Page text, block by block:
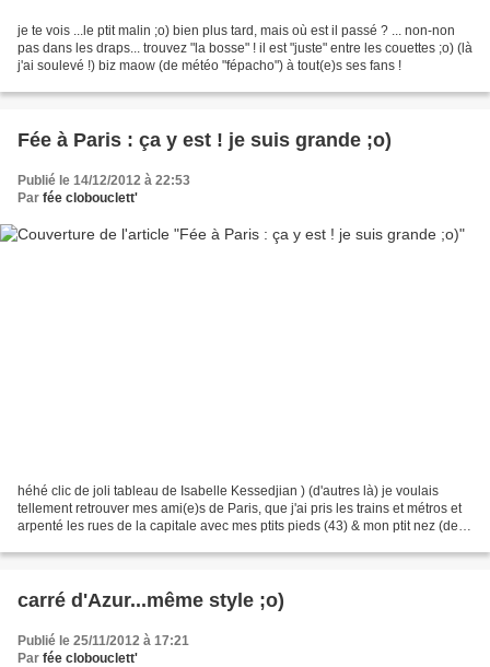
je te vois ...le ptit malin ;o) bien plus tard, mais où est il passé ? ... non-non
pas dans les draps... trouvez "la bosse" ! il est "juste" entre les couettes ;o) (là
j'ai soulevé !) biz maow (de météo "fépacho") à tout(e)s ses fans !
Fée à Paris : ça y est ! je suis grande ;o)
Publié le 14/12/2012 à 22:53
Par fée clobouclett'
héhé clic de joli tableau de Isabelle Kessedjian ) (d'autres là) je voulais
tellement retrouver mes ami(e)s de Paris, que j'ai pris les trains et métros et
arpenté les rues de la capitale avec mes ptits pieds (43) & mon ptit nez (de
carré d'Azur...même style ;o)
Publié le 25/11/2012 à 17:21
Par fée clobouclett'